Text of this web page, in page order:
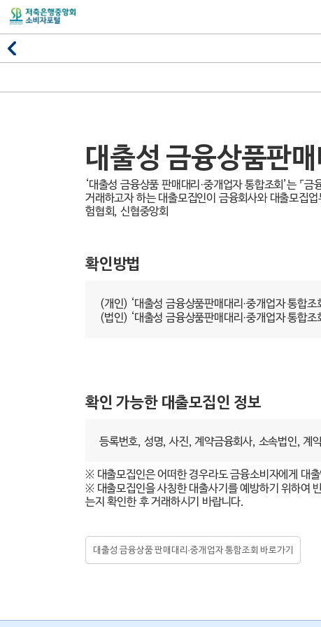
대출성 금융상품판
‘대출성 금융상품 판매대리·중개업자 통합조회’는 ⌜
거래하고자 하는 대출모집인이 금융회사와 대출모집
험협회, 신협중앙회
확인방법
(개인) ‘대출성 금융상품판매대리·중개업자 통합조
(법인) ‘대출성 금융상품판매대리·중개업자 통합조
확인 가능한 대출모집인 정보
등록번호, 성명, 사진, 계약금융회사, 소속법인, 계
※ 대출모집인은 어떠한 경우라도 금융소비자에게 대
※ 대출모집인을 사칭한 대출사기를 예방하기 위하여
는지 확인한 후 거래하시기 바랍니다.
대출성 금융상품 판매대리·중개업자 통합조회 바로가기